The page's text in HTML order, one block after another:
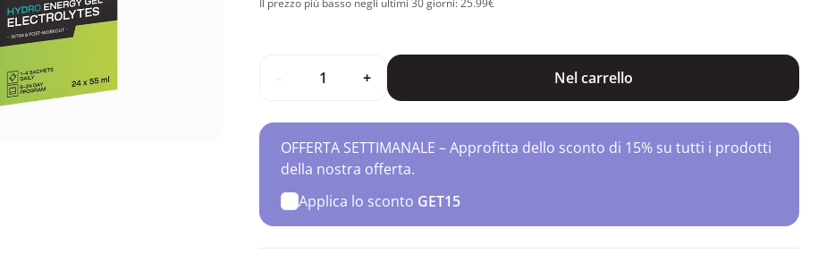
Il prezzo più basso negli ultimi 30 giorni: 25.99€
+ Nel carrello
OFFERTA SETTIMANALE – Approfitta dello sconto di 15% su tutti i prodotti
della nostra offerta.
Applica lo sconto GET15